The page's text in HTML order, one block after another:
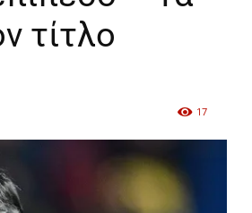
τίτλο
17